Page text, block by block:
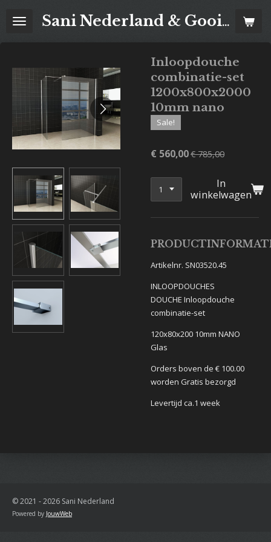
direct
Sani Nederland & Goois Tegelhuis
Inloopdouche
combinatie-set
1200x800x2000
10mm nano
Sale!
€ 560,00€ 785,00
In
winkelwagen
Artikelnr. SN03520.45
INLOOPDOUCHES
DOUCHE Inloopdouche
combinatie-set
120x80x200 10mm NANO
Glas
Orders boven de € 100.00
worden Gratis bezorgd
Levertijd ca.1 week
© 2021 - 2026 Sani Nederland
Powered by JouwWeb